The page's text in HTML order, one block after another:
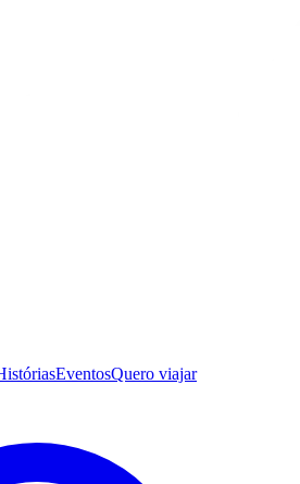
EventosQuero viajar